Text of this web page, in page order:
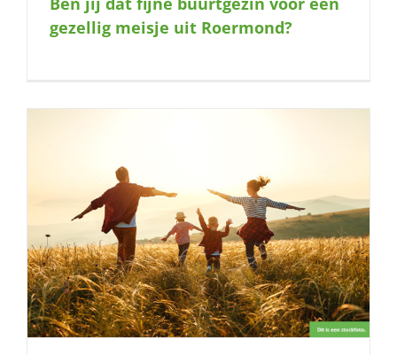
naar:
gezellig meisje uit Roermond?